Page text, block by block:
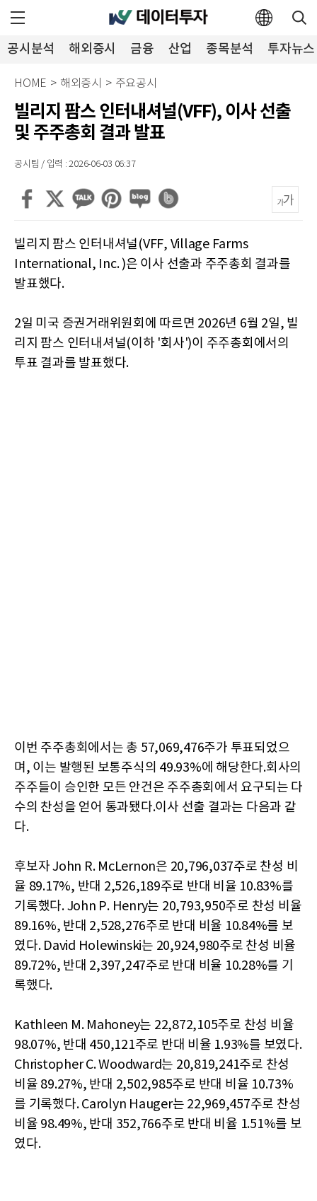
공시분석 해외증시 금융 산업 종목분석 투자뉴스
HOME > 해외증시 > 주요공시
빌리지 팜스 인터내셔널(VFF), 이사 선출
및 주주총회 결과 발표
공시팀 / 입력 : 2026-06-03 06:37
빌리지 팜스 인터내셔널(VFF, Village Farms
International, Inc. )은 이사 선출과 주주총회 결과를
발표했다.
2일 미국 증권거래위원회에 따르면 2026년 6월 2일, 빌
리지 팜스 인터내셔널(이하 '회사')이 주주총회에서의
투표 결과를 발표했다.
이번 주주총회에서는 총 57,069,476주가 투표되었으
며, 이는 발행된 보통주식의 49.93%에 해당한다.회사의
주주들이 승인한 모든 안건은 주주총회에서 요구되는 다
수의 찬성을 얻어 통과됐다.이사 선출 결과는 다음과 같
다.
후보자 John R. McLernon은 20,796,037주로 찬성 비
율 89.17%, 반대 2,526,189주로 반대 비율 10.83%를
기록했다. John P. Henry는 20,793,950주로 찬성 비율
89.16%, 반대 2,528,276주로 반대 비율 10.84%를 보
였다. David Holewinski는 20,924,980주로 찬성 비율
89.72%, 반대 2,397,247주로 반대 비율 10.28%를 기
록했다.
Kathleen M. Mahoney는 22,872,105주로 찬성 비율
98.07%, 반대 450,121주로 반대 비율 1.93%를 보였다.
Christopher C. Woodward는 20,819,241주로 찬성
비율 89.27%, 반대 2,502,985주로 반대 비율 10.73%
를 기록했다. Carolyn Hauger는 22,969,457주로 찬성
비율 98.49%, 반대 352,766주로 반대 비율 1.51%를 보
였다.